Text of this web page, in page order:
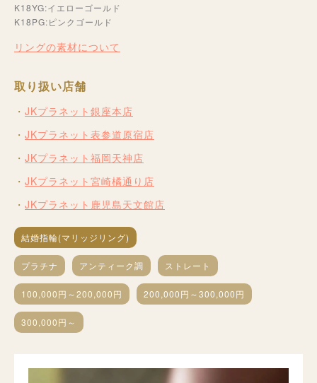
K18YG:イエローゴールド
K18PG:ピンクゴールド
リングの素材について
取り扱い店舗
JKプラネット銀座本店
JKプラネット表参道原宿店
JKプラネット福岡天神店
JKプラネット宮崎橘通り店
JKプラネット鹿児島天文館店
結婚指輪(マリッジリング)
プラチナ アンティーク調 ストレート
100,000円～200,000円 200,000円～300,000円
300,000円～